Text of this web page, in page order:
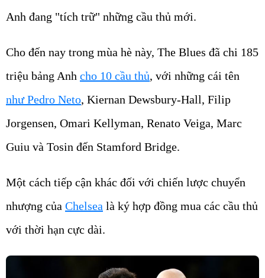
Anh đang "tích trữ" những cầu thủ mới.
Cho đến nay trong mùa hè này, The Blues đã chi 185
triệu bảng Anh cho 10 cầu thủ, với những cái tên
như Pedro Neto, Kiernan Dewsbury-Hall, Filip
Jorgensen, Omari Kellyman, Renato Veiga, Marc
Guiu và Tosin đến Stamford Bridge.
Một cách tiếp cận khác đối với chiến lược chuyển
nhượng của Chelsea là ký hợp đồng mua các cầu thủ
với thời hạn cực dài.